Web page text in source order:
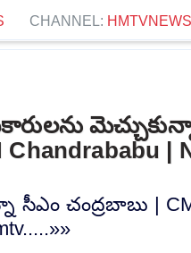
CHANNEL: HMTVNEWS
Chandrababu |
సీఎం చంద్రబాబు |